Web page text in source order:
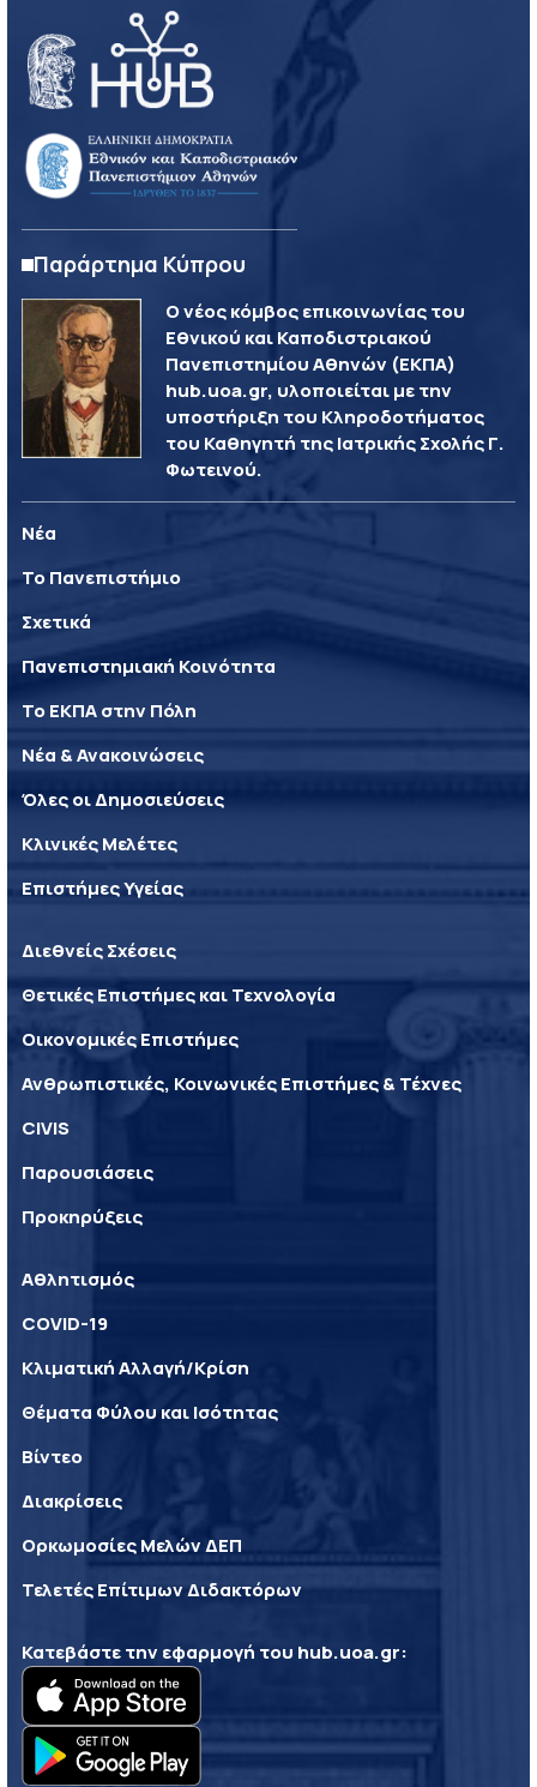
Παράρτημα Κύπρου
Ο νέος κόμβος επικοινωνίας του
Εθνικού και Καποδιστριακού
Πανεπιστημίου Αθηνών (ΕΚΠΑ)
hub.uoa.gr, υλοποιείται με την
υποστήριξη του Κληροδοτήματος
του Καθηγητή της Ιατρικής Σχολής Γ.
Φωτεινού.
Νέα
Το Πανεπιστήμιο
Σχετικά
Πανεπιστημιακή Κοινότητα
Το ΕΚΠΑ στην Πόλη
Νέα & Ανακοινώσεις
Όλες οι Δημοσιεύσεις
Κλινικές Μελέτες
Επιστήμες Υγείας
Διεθνείς Σχέσεις
Θετικές Επιστήμες και Τεχνολογία
Οικονομικές Επιστήμες
Ανθρωπιστικές, Κοινωνικές Επιστήμες & Τέχνες
CIVIS
Παρουσιάσεις
Προκηρύξεις
Αθλητισμός
COVID-19
Κλιματική Αλλαγή/Κρίση
Θέματα Φύλου και Ισότητας
Βίντεο
Διακρίσεις
Ορκωμοσίες Μελών ΔΕΠ
Τελετές Επίτιμων Διδακτόρων
Κατεβάστε την εφαρμογή του hub.uoa.gr: